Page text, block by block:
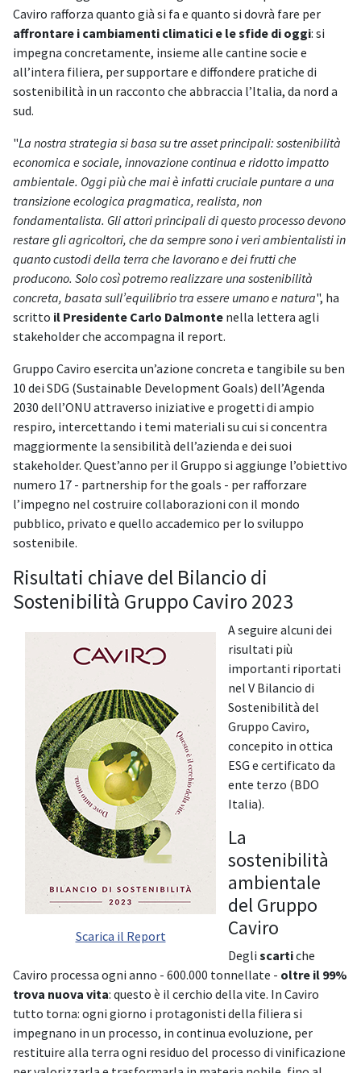
Caviro rafforza quanto già si fa e quanto si dovrà fare per
affrontare i cambiamenti climatici e le sfide di oggi: si
impegna concretamente, insieme alle cantine socie e
all’intera filiera, per supportare e diffondere pratiche di
sostenibilità in un racconto che abbraccia l’Italia, da nord a
sud.
"La nostra strategia si basa su tre asset principali: sostenibilità
economica e sociale, innovazione continua e ridotto impatto
ambientale. Oggi più che mai è infatti cruciale puntare a una
transizione ecologica pragmatica, realista, non
fondamentalista. Gli attori principali di questo processo devono
restare gli agricoltori, che da sempre sono i veri ambientalisti in
quanto custodi della terra che lavorano e dei frutti che
producono. Solo così potremo realizzare una sostenibilità
concreta, basata sull’equilibrio tra essere umano e natura", ha
scritto il Presidente Carlo Dalmonte nella lettera agli
stakeholder che accompagna il report.
Gruppo Caviro esercita un’azione concreta e tangibile su ben
10 dei SDG (Sustainable Development Goals) dell’Agenda
2030 dell’ONU attraverso iniziative e progetti di ampio
respiro, intercettando i temi materiali su cui si concentra
maggiormente la sensibilità dell’azienda e dei suoi
stakeholder. Quest’anno per il Gruppo si aggiunge l’obiettivo
numero 17 - partnership for the goals - per rafforzare
l’impegno nel costruire collaborazioni con il mondo
pubblico, privato e quello accademico per lo sviluppo
sostenibile.
Risultati chiave del Bilancio di
Sostenibilità Gruppo Caviro 2023
Scarica il Report
A seguire alcuni dei
risultati più
importanti riportati
nel V Bilancio di
Sostenibilità del
Gruppo Caviro,
concepito in ottica
ESG e certificato da
ente terzo (BDO
Italia).
La
sostenibilità
ambientale
del Gruppo
Caviro
Degli scartiche
Caviro processa ogni anno - 600.000 tonnellate - oltre il 99%
trova nuova vita: questo è il cerchio della vite. In Caviro
tutto torna: ogni giorno i protagonisti della filiera si
impegnano in un processo, in continua evoluzione, per
restituire alla terra ogni residuo del processo di vinificazione